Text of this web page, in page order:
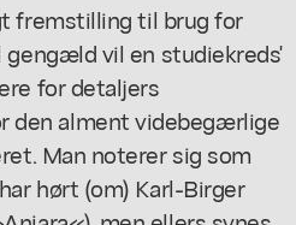
fremstilling til brug for
vil en studiekreds'
for detaljers
den alment videbegærlige
Man noterer sig som
hørt (om) Karl-Birger